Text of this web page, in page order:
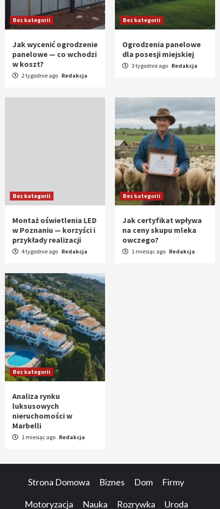
Bez kategorii
Jak wycenić ogrodzenie
panelowe — co wchodzi
w koszt?
2 tygodnie ago Redakcja
Bez kategorii
Ogrodzenia panelowe
dla posesji miejskiej
3 tygodnie ago Redakcja
Bez kategorii
Montaż oświetlenia LED
w Poznaniu — korzyści i
przykłady realizacji
4 tygodnie ago Redakcja
Bez kategorii
Jak certyfikat wpływa
na ceny skupu mleka
owczego?
1 miesiąc ago Redakcja
Bez kategorii
Analiza rynku
luksusowych
nieruchomości w
Marbelli
1 miesiąc ago Redakcja
Strona Domowa Biznes Dom Firmy
Motoryzacja Nauka Rozrywka Uroda